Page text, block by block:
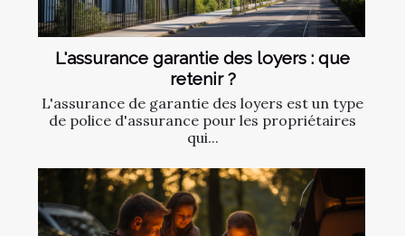
L'assurance garantie des loyers : que
retenir ?
L'assurance de garantie des loyers est un type
de police d'assurance pour les propriétaires
qui...